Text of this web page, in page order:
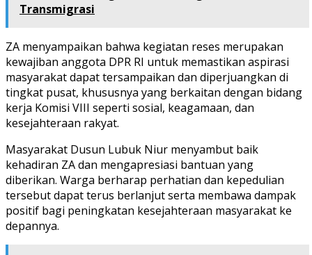
Transmigrasi
ZA menyampaikan bahwa kegiatan reses merupakan
kewajiban anggota DPR RI untuk memastikan aspirasi
masyarakat dapat tersampaikan dan diperjuangkan di
tingkat pusat, khususnya yang berkaitan dengan bidang
kerja Komisi VIII seperti sosial, keagamaan, dan
kesejahteraan rakyat.
Masyarakat Dusun Lubuk Niur menyambut baik
kehadiran ZA dan mengapresiasi bantuan yang
diberikan. Warga berharap perhatian dan kepedulian
tersebut dapat terus berlanjut serta membawa dampak
positif bagi peningkatan kesejahteraan masyarakat ke
depannya.